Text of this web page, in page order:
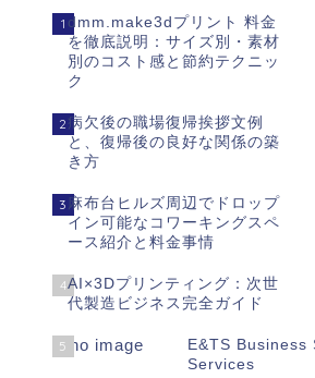
1 dmm.make3dプリント 料金
を徹底説明：サイズ別・素材
別のコスト感と節約テクニッ
ク
2 病欠後の職場復帰挨拶文例
と、復帰後の良好な関係の築
き方
3 麻布台ヒルズ周辺でドロップ
イン可能なコワーキングスペ
ース紹介と料金事情
4AI×3Dプリンティング：次世
代製造ビジネス完全ガイド
5
E&TS Business
Services